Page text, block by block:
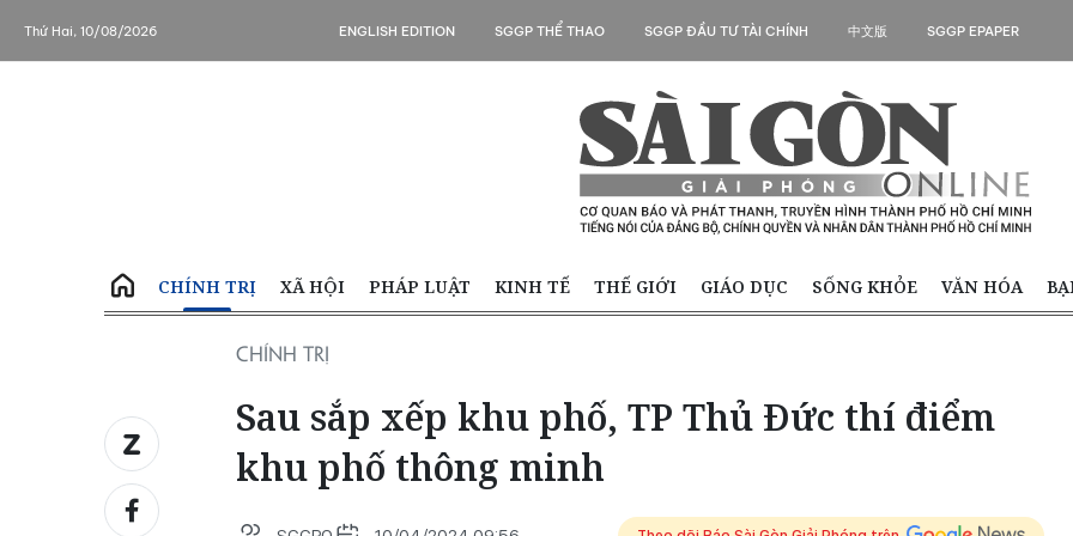
Thứ Hai, 10/08/2026 ENGLISH EDITION SGGP THỂ THAO SGGP ĐẦU TƯ TÀI CHÍNH 中文版 SGGP EPAPER
CHÍNH TRỊ XÃ HỘI PHÁP LUẬT KINH TẾ THẾ GIỚI GIÁO DỤC SỐNG KHỎE VĂN HÓA
CHÍNH TRỊ
Sau sắp xếp khu phố, TP Thủ Đức thí điểm
khu phố thông minh